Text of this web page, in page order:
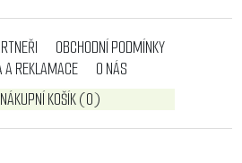
OBCHODNÍ PODMÍNKY
A REKLAMACE
O NÁS
NÁKUPNÍ KOŠÍK(0)